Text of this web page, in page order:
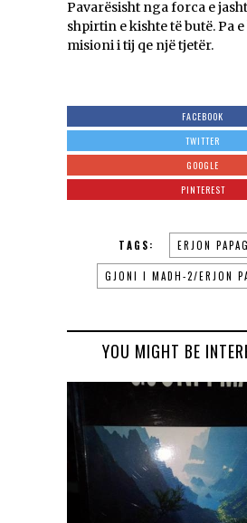
Pavarësisht nga forca e
shpirtin e kishte të butë. Pa
misioni i tij qe një tjetër.
FACEBOOK
TWITTER
GOOGLE
PINTEREST
TAGS: ERJON
GJONI I MADH-2/ERJON
YOU MIGHT BE